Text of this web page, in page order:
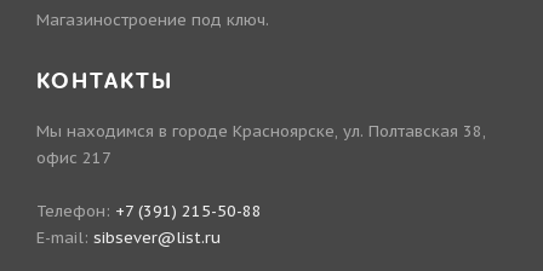
Магазиностроение под ключ.
КОНТАКТЫ
Мы находимся в городе Красноярске, ул. Полтавская 38,
офис 217
Телефон: +7 (391) 215-50-88
E-mail: sibsever@list.ru